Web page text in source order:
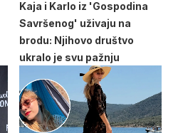
Kaja i Karlo iz 'Gospodina
Savršenog' uživaju na
brodu: Njihovo društvo
ukralo je svu pažnju